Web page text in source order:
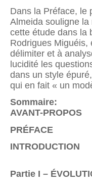
Dans la Préface, le
Almeida souligne
cette étude dans la
Rodrigues Miguéis,
délimiter et à
lucidité les
dans un style
qui en fait « un
Sommaire:
AVANT-PROPOS
PRÉFACE
INTRODUCTION
Partie I –